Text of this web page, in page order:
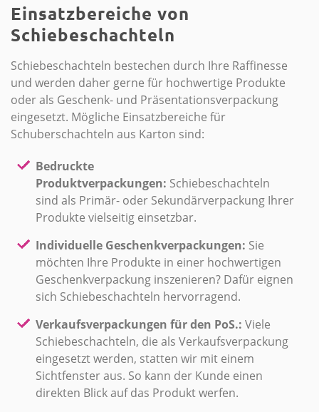
Einsatzbereiche von
Schiebeschachteln
Schiebeschachteln bestechen durch Ihre Raffinesse
und werden daher gerne für hochwertige Produkte
oder als Geschenk- und Präsentationsverpackung
eingesetzt. Mögliche Einsatzbereiche für
Schuberschachteln aus Karton sind:
Bedruckte
Produktverpackungen: Schiebeschachteln
sind als Primär- oder Sekundärverpackung Ihrer
Produkte vielseitig einsetzbar.
Individuelle Geschenkverpackungen: Sie
möchten Ihre Produkte in einer hochwertigen
Geschenkverpackung inszenieren? Dafür eignen
sich Schiebeschachteln hervorragend.
Verkaufsverpackungen für den PoS.: Viele
Schiebeschachteln, die als Verkaufsverpackung
eingesetzt werden, statten wir mit einem
Sichtfenster aus. So kann der Kunde einen
direkten Blick auf das Produkt werfen.